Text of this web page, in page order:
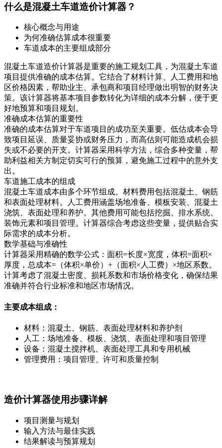
什么是混凝土车道造价计算器？
核心概念与用途
为何准确估算成本很重要
车道成本的主要组成部分
混凝土车道造价计算器是重要的施工规划工具，为混凝土车道
项目提供准确的成本估算。它结合了材料计算、人工费用和地
区价格因素，帮助业主、承包商和项目经理做出明智的财务决
策。该计算器将基本项目参数转化为详细的成本分解，便于更
好地预算和项目规划。
准确成本估算的重要性
准确的成本估算对于车道项目的成功至关重要。低估成本会导
致项目延误、质量妥协或财务压力，而高估则可能造成机会损
失或不必要的开支。计算器采用科学方法，综合多种变量，帮
助利益相关方制定切实可行的预算，避免施工过程中的意外支
出。
车道施工成本的组成
混凝土车道成本由多个环节组成。材料费用包括混凝土、钢筋
和表面处理材料。人工费用涵盖场地准备、模板安装、混凝土
浇筑、表面处理和养护。其他费用可能包括挖掘、排水系统、
装饰元素和项目管理。计算器综合考虑这些变量，提供贴合实
际需求的成本分析。
数学基础与准确性
计算器采用精确的数学公式：面积=长度×宽度，体积=面积×
厚度，总成本=（体积×单价）+（面积×人工费）×地区系数。
计算考虑了混凝土密度、损耗系数和市场价格变化，确保结果
准确并符合行业标准和地区市场情况。
主要成本组成：
材料：混凝土、钢筋、表面处理材料和养护剂
人工：场地准备、模板、浇筑、表面处理和项目管理
设备：混凝土搅拌机、表面处理工具和专用机械
管理费用：项目管理、许可和质量控制
造价计算器使用步骤详解
项目测量与规划
输入方法与最佳实践
结果解读与预算规划